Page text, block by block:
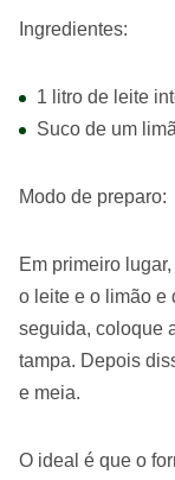
Ingredientes:
1 litro de leite
Suco de um
Modo de preparo:
Em primeiro
o leite e o limão e
seguida, coloque
tampa. Depois
e meia.
O ideal é que o